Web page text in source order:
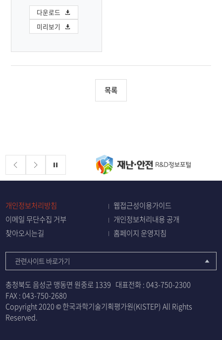
다운로드
미리보기
목록
배너존
개인정보처리방침
웹접근성이용가이드
이메일 무단수집 거부
개인정보처리내용 공개
찾아오시는길
홈페이지 운영지침
관련사이트 바로가기
충청북도 음성군 맹동면 원중로 1339 대표전화 :043-750-2300
FAX : 043-750-2680
Copyright 2020 © 한국과학기술기획평가원(KISTEP) All Rights
Reserved.